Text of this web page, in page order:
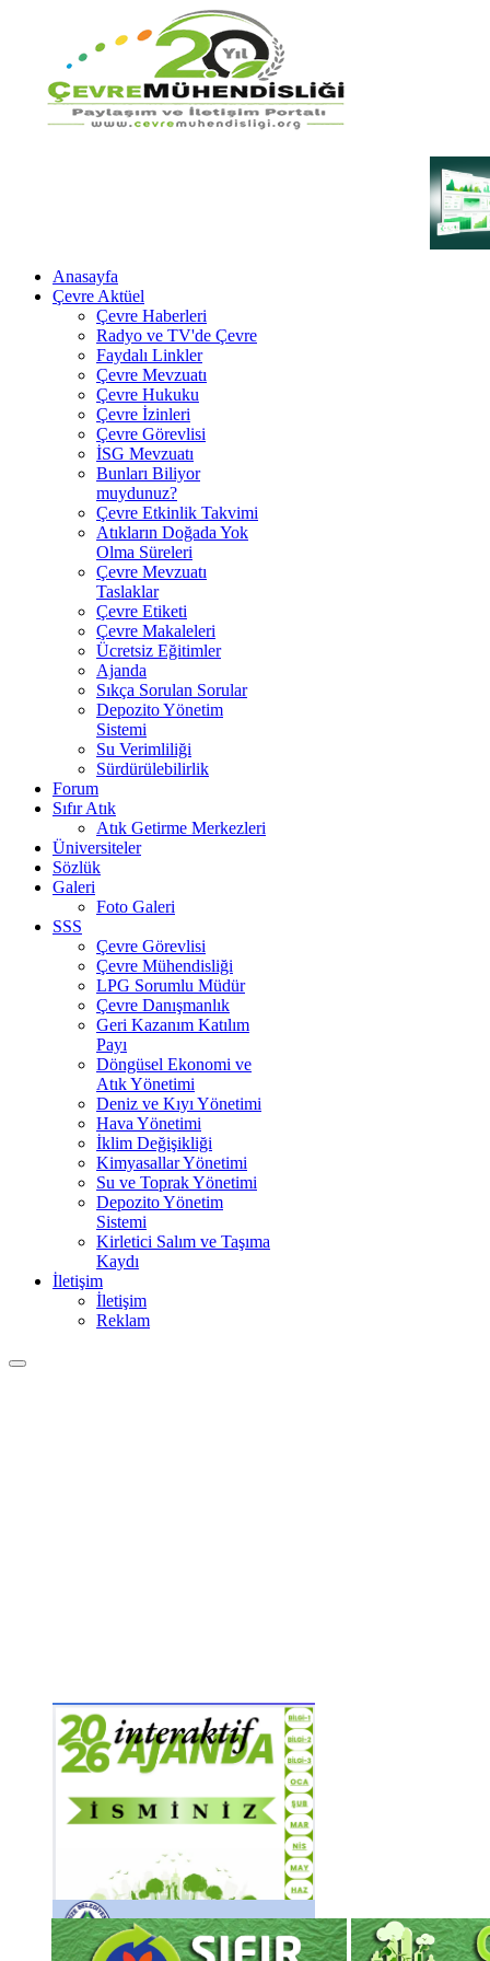
Anasayfa
Çevre Aktüel
Çevre Haberleri
Radyo ve TV'de Çevre
Faydalı Linkler
Çevre Mevzuatı
Çevre Hukuku
Çevre İzinleri
Çevre Görevlisi
İSG Mevzuatı
Bunları Biliyor
muydunuz?
Çevre Etkinlik Takvimi
Atıkların Doğada Yok
Olma Süreleri
Çevre Mevzuatı
Taslaklar
Çevre Etiketi
Çevre Makaleleri
Ücretsiz Eğitimler
Ajanda
Sıkça Sorulan Sorular
Depozito Yönetim
Sistemi
Su Verimliliği
Sürdürülebilirlik
Forum
Sıfır Atık
Atık Getirme Merkezleri
Üniversiteler
Sözlük
Galeri
Foto Galeri
SSS
Çevre Görevlisi
Çevre Mühendisliği
LPG Sorumlu Müdür
Çevre Danışmanlık
Geri Kazanım Katılım
Payı
Döngüsel Ekonomi ve
Atık Yönetimi
Deniz ve Kıyı Yönetimi
Hava Yönetimi
İklim Değişikliği
Kimyasallar Yönetimi
Su ve Toprak Yönetimi
Depozito Yönetim
Sistemi
Kirletici Salım ve Taşıma
Kaydı
İletişim
İletişim
Reklam